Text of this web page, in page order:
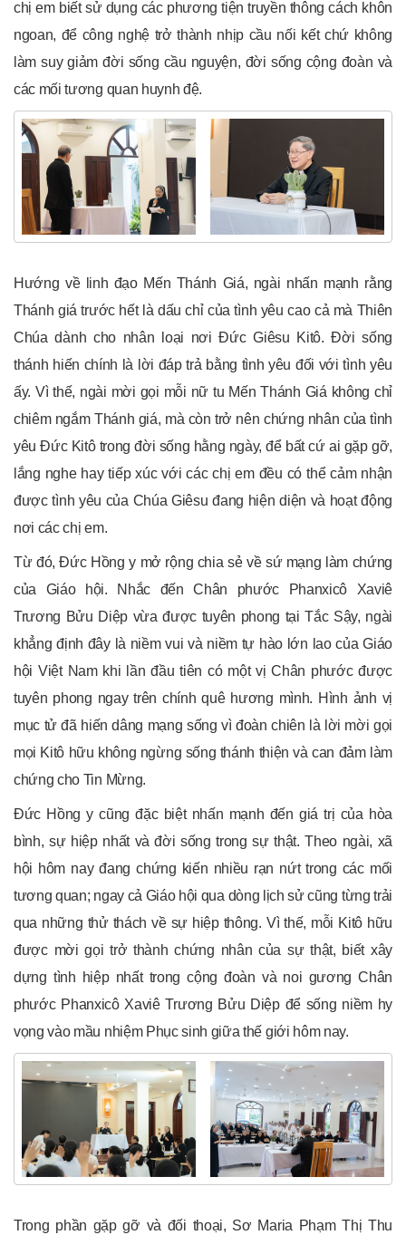
chị em biết sử dụng các phương tiện truyền thông cách khôn
ngoan, để công nghệ trở thành nhịp cầu nối kết chứ không
làm suy giảm đời sống cầu nguyện, đời sống cộng đoàn và
các mối tương quan huynh đệ.
Hướng về linh đạo Mến Thánh Giá, ngài nhấn mạnh rằng
Thánh giá trước hết là dấu chỉ của tình yêu cao cả mà Thiên
Chúa dành cho nhân loại nơi Đức Giêsu Kitô. Đời sống
thánh hiến chính là lời đáp trả bằng tình yêu đối với tình yêu
ấy. Vì thế, ngài mời gọi mỗi nữ tu Mến Thánh Giá không chỉ
chiêm ngắm Thánh giá, mà còn trở nên chứng nhân của tình
yêu Đức Kitô trong đời sống hằng ngày, để bất cứ ai gặp gỡ,
lắng nghe hay tiếp xúc với các chị em đều có thể cảm nhận
được tình yêu của Chúa Giêsu đang hiện diện và hoạt động
nơi các chị em.
Từ đó, Đức Hồng y mở rộng chia sẻ về sứ mạng làm chứng
của Giáo hội. Nhắc đến Chân phước Phanxicô Xaviê
Trương Bửu Diệp vừa được tuyên phong tại Tắc Sậy, ngài
khẳng định đây là niềm vui và niềm tự hào lớn lao của Giáo
hội Việt Nam khi lần đầu tiên có một vị Chân phước được
tuyên phong ngay trên chính quê hương mình. Hình ảnh vị
mục tử đã hiến dâng mạng sống vì đoàn chiên là lời mời gọi
mọi Kitô hữu không ngừng sống thánh thiện và can đảm làm
chứng cho Tin Mừng.
Đức Hồng y cũng đặc biệt nhấn mạnh đến giá trị của hòa
bình, sự hiệp nhất và đời sống trong sự thật. Theo ngài, xã
hội hôm nay đang chứng kiến nhiều rạn nứt trong các mối
tương quan; ngay cả Giáo hội qua dòng lịch sử cũng từng trải
qua những thử thách về sự hiệp thông. Vì thế, mỗi Kitô hữu
được mời gọi trở thành chứng nhân của sự thật, biết xây
dựng tình hiệp nhất trong cộng đoàn và noi gương Chân
phước Phanxicô Xaviê Trương Bửu Diệp để sống niềm hy
vọng vào mầu nhiệm Phục sinh giữa thế giới hôm nay.
Trong phần gặp gỡ và đối thoại, Sơ Maria Phạm Thị Thu